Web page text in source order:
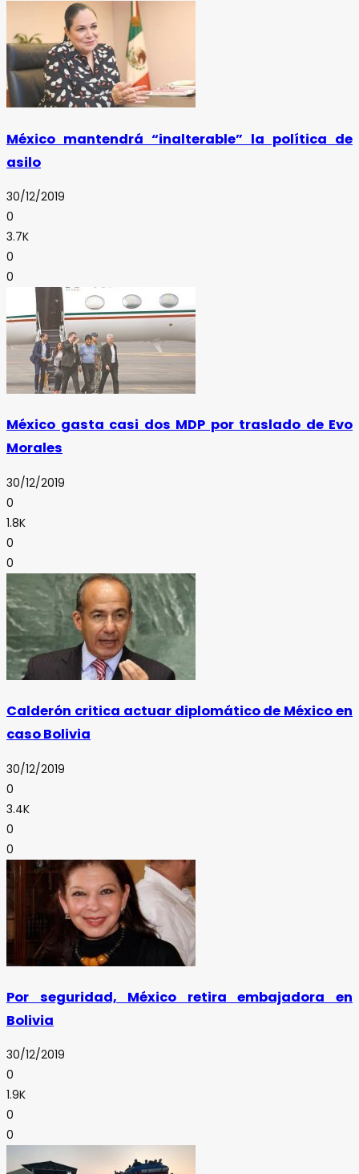
México mantendrá “inalterable” la política de
asilo
30/12/2019
0
3.7K
0
0
México gasta casi dos MDP por traslado de Evo
Morales
30/12/2019
0
1.8K
0
0
Calderón critica actuar diplomático de México en
caso Bolivia
30/12/2019
0
3.4K
0
0
Por seguridad, México retira embajadora en
Bolivia
30/12/2019
0
1.9K
0
0